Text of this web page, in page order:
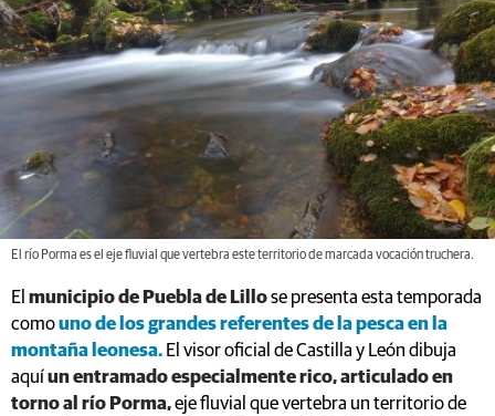
El río Porma es el eje fluvial que vertebra este territorio de marcada vocación truchera.
El municipio de Puebla de Lillose presenta esta temporada
comouno de los grandes referentes de la pesca en la
montaña leonesa. El visor oficial de Castilla y León dibuja
aquí un entramado especialmente rico, articulado en
torno al río Porma,eje fluvial que vertebra un territorio de